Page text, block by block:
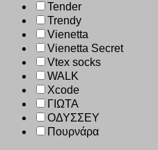
Tender
Trendy
Vienetta
Vienetta Secret
Vtex socks
WALK
Xcode
ΓΙΩΤΑ
ΟΔΥΣΣΕΥ
Πουρνάρα